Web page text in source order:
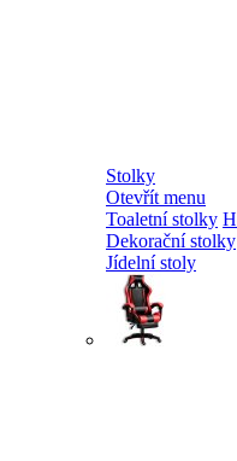
Stolky
Otevřít menu
Toaletní stolky
Dekorační stolky
Jídelní stoly